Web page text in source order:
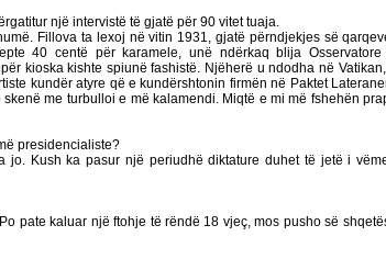
një intervistë të gjatë për 90 vitet tuaja.
Fillova ta lexoj në vitin 1931, gjatë përndjekjes së
40 centë për karamele, unë ndërkaq blija Osservatore
kioska kishte spiunë fashistë. Njëherë u ndodha në
kundër atyre që e kundërshtonin firmën në Paktet
me turbulloi e më kalamendi. Miqtë e mi më fshehën
presidencialiste?
jo. Kush ka pasur një periudhë diktature duhet të jetë i
pate kaluar një ftohje të rëndë 18 vjeç, mos pusho së